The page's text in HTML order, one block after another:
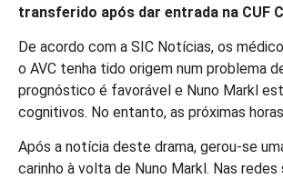
transferido após dar entrada na CUF
De acordo com a SIC Notícias, os
o AVC tenha tido origem num problema
prognóstico é favorável e Nuno Markl
cognitivos. No entanto, as próximas
Após a notícia deste drama, gerou-se
carinho à volta de Nuno Markl. Nas redes